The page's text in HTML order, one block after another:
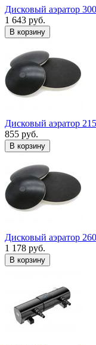
Дисковый аэратор
1 643 руб.
В корзину
Дисковый аэратор
855 руб.
В корзину
Дисковый аэратор
1 178 руб.
В корзину